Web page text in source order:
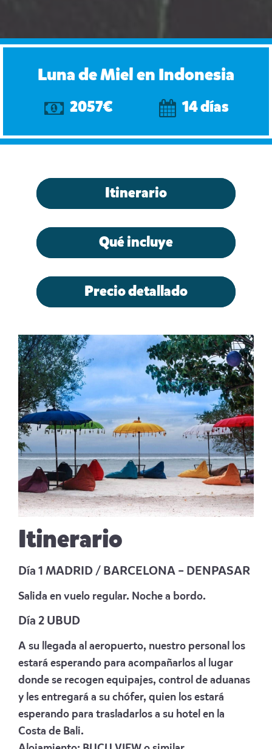
Luna de Miel en Indonesia
2057€ 14 días
Itinerario
Qué incluye
Precio detallado
Itinerario
Día 1 MADRID / BARCELONA – DENPASAR
Salida en vuelo regular. Noche a bordo.
Día 2 UBUD
A su llegada al aeropuerto, nuestro personal los
estará esperando para acompañarlos al lugar
donde se recogen equipajes, control de aduanas
y les entregará a su chófer, quien los estará
esperando para trasladarlos a su hotel en la
Costa de Bali.